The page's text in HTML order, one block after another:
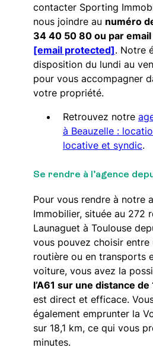
contacter Sporting
nous joindre au numéro
34 40 50 80 ou par email
[email protected]. Notre
disposition du lundi au
pour vous accompagner
votre propriété.
Retrouvez notre
à Beauzelle :
locative et syndic.
Se rendre à l’agence
Pour vous rendre à notre
Immobilier, située au 272
Launaguet à Toulouse
vous pouvez choisir
routière ou en transports
voiture, vous avez la
l’A61 sur une distance de
est direct et efficace.
également emprunter la
sur 18,1 km, ce qui vous
minutes.